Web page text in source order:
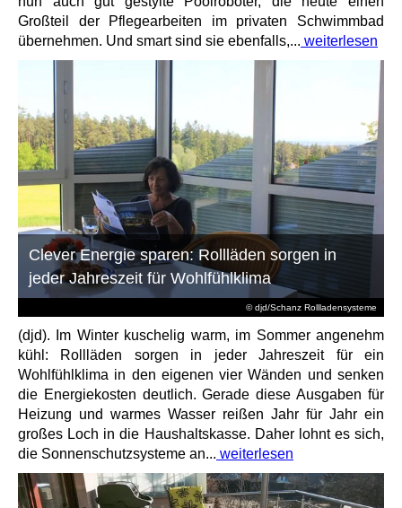
Großteil der Pflegearbeiten im privaten Schwimmbad
übernehmen. Und smart sind sie ebenfalls,... weiterlesen
© djd/Schanz Rollladensysteme
Clever Energie sparen: Rollläden sorgen in
jeder Jahreszeit für Wohlfühlklima
(djd). Im Winter kuschelig warm, im Sommer angenehm
kühl: Rollläden sorgen in jeder Jahreszeit für ein
Wohlfühlklima in den eigenen vier Wänden und senken
die Energiekosten deutlich. Gerade diese Ausgaben für
Heizung und warmes Wasser reißen Jahr für Jahr ein
großes Loch in die Haushaltskasse. Daher lohnt es sich,
die Sonnenschutzsysteme an... weiterlesen